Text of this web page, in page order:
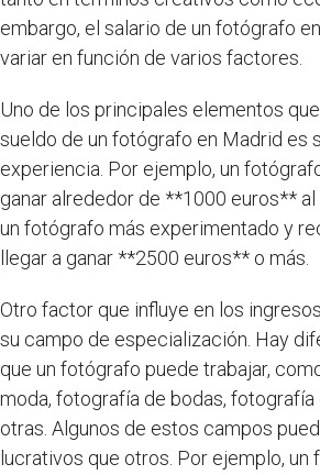
embargo, el salario de un fotógrafo
variar en función de varios factores.
Uno de los principales elementos
sueldo de un fotógrafo en Madrid es
experiencia. Por ejemplo, un
ganar alrededor de **1000 euros**
un fotógrafo más experimentado y
llegar a ganar **2500 euros** o más.
Otro factor que influye en los
su campo de especialización. Hay
que un fotógrafo puede trabajar,
moda, fotografía de bodas, fotografía
otras. Algunos de estos campos
lucrativos que otros. Por ejemplo, un